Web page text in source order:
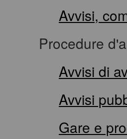
Avvisi,
Procedure
Avvisi di
Avvisi
Gare e